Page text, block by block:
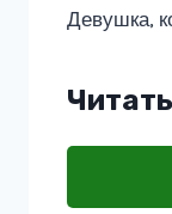
Девушка,